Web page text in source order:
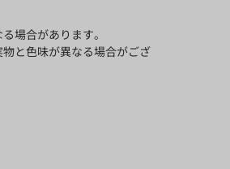
場合があります。
と色味が異なる場合がござ